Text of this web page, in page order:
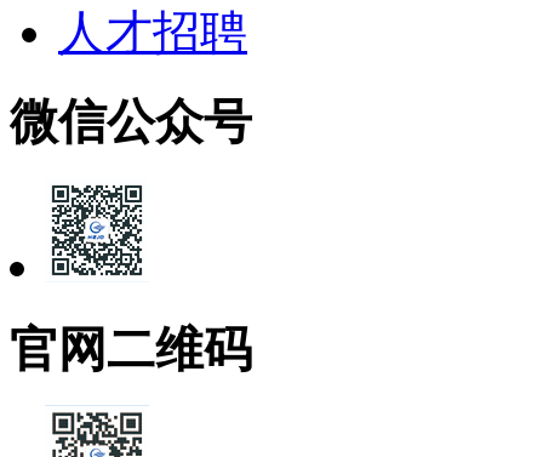
人才招聘
微信公众号
官网二维码